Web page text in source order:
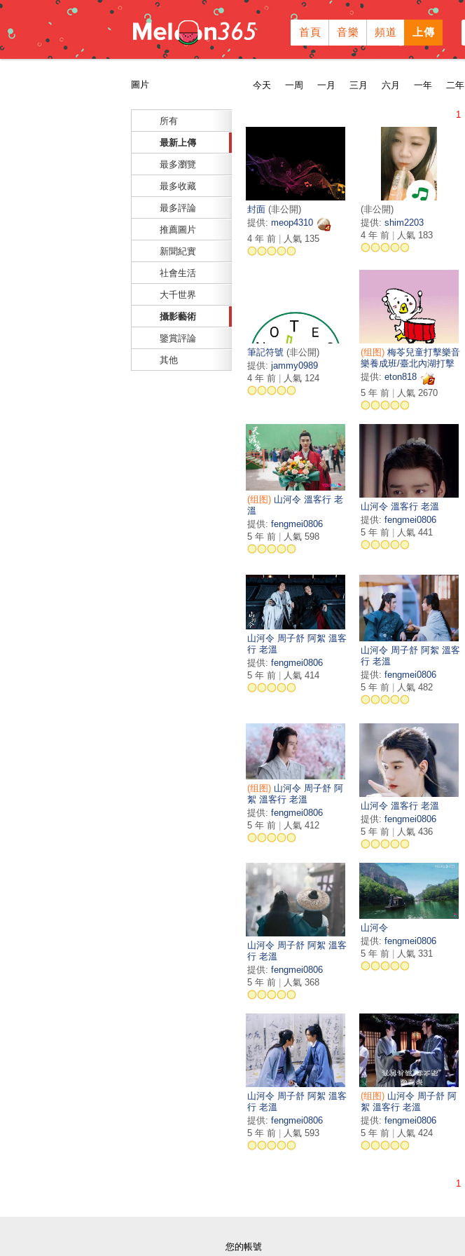
首頁 音樂 頻道 上傳
圖片 今天 一周 一月 三月 六月 一年 二年
所有
最新上傳
最多瀏覽
最多收藏
最多評論
推薦圖片
新聞紀實
社會生活
大千世界
攝影藝術
鑒賞評論
其他
1
封面 (非公開)
提供: meop4310
4 年 前
人氣 135
(非公開)
提供: shim2203
4 年 前
人氣 183
筆記符號 (非公開)
提供: jammy0989
4 年 前
人氣 124
(组图) 梅苓兒童打擊樂音
樂養成班/臺北內湖打擊
樂木琴教學課程春季招
生~ 來電免費體驗打擊樂
課程 02 2796-1626
提供: eton818
5 年 前
人氣 2670
(组图) 山河令 溫客行 老
溫
提供: fengmei0806
5 年 前 | 人氣 598
山河令 溫客行 老溫
提供: fengmei0806
5 年 前
人氣 441
山河令 周子舒 阿絮 溫客
行 老溫
提供: fengmei0806
5 年 前
人氣 414
山河令 周子舒 阿絮 溫客
行 老溫
提供: fengmei0806
5 年 前 | 人氣 482
(组图) 山河令 周子舒 阿
絮 溫客行 老溫
提供: fengmei0806
5 年 前
人氣 412
山河令 溫客行 老溫
提供: fengmei0806
5 年 前
人氣 436
山河令 周子舒 阿絮 溫客
行 老溫
提供: fengmei0806
5 年 前
人氣 368
山河令
提供: fengmei0806
5 年 前
人氣 331
山河令 周子舒 阿絮 溫客
行 老溫
提供: fengmei0806
5 年 前
人氣 593
(组图) 山河令 周子舒 阿
絮 溫客行 老溫
提供: fengmei0806
5 年 前
人氣 424
1
您的帳號